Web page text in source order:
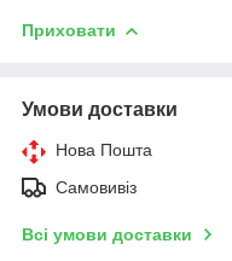
Приховати
Умови доставки
Нова Пошта
Самовивіз
Всі умови доставки